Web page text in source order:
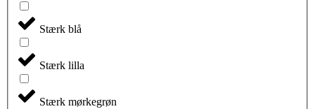
Stærk blå
Stærk lilla
Stærk mørkegrøn